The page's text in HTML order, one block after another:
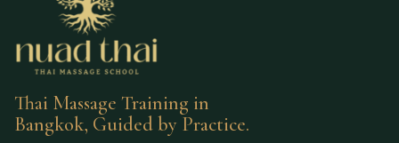
Thai Massage Training in
Bangkok, Guided by Practice.